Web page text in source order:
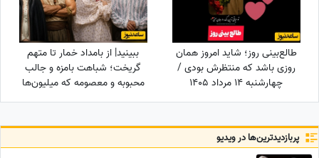
طالع‌بینی روز؛ شاید امروز همان
روزی باشد که منتظرش بودی /
چهارشنبه 14 مرداد 1405
ببینید| از بامداد خمار تا متهم
گریخت؛ شباهت بامزه و جالب
محبوبه و معصومه که میلیون‌ها
بار دیده شد
پربازدید‌ترین‌ها در ویدیو